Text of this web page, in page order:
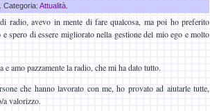
Categoria: Attualità
radio, avevo in mente di fare qualcosa, ma poi ho preferito
spero di essere migliorato nella gestione del mio ego e molto
amo pazzamente la radio, che mi ha dato tutto.
che hanno lavorato con me, ho provato ad aiutarle tutte,
a valorizzo.